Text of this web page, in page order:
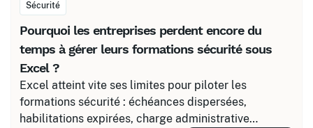
Sécurité
Pourquoi les entreprises perdent encore du
temps à gérer leurs formations sécurité sous
Excel ?
Excel atteint vite ses limites pour piloter les
formations sécurité : échéances dispersées,
habilitations expirées, charge administrative